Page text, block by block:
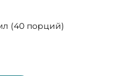
(40 порций)